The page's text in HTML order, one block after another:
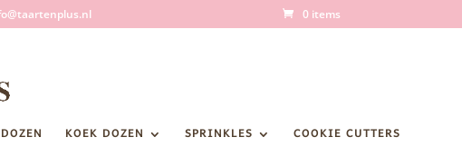
0 items
KOEK DOZEN SPRINKLES COOKIE CUTTERS